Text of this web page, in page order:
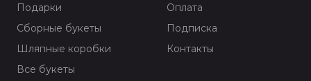
Подарки
Сборные букеты
Шляпные коробки
Все букеты
Оплата
Подписка
Контакты